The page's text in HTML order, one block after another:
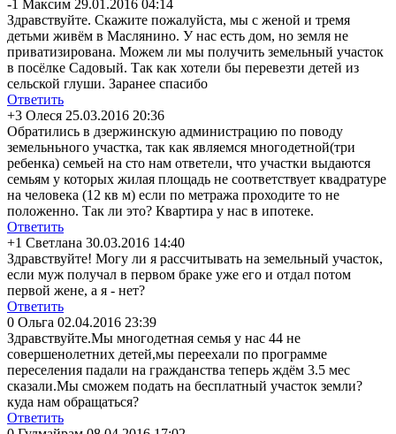
-1 Максим 29.01.2016 04:14
Здравствуйте. Скажите пожалуйста, мы с женой и тремя
детьми живём в Маслянино. У нас есть дом, но земля не
приватизирована. Можем ли мы получить земельный участок
в посёлке Садовый. Так как хотели бы перевезти детей из
сельской глуши. Заранее спасибо
Ответить
+3 Олеся 25.03.2016 20:36
Обратились в дзержинскую администрацию по поводу
земельньного участка, так как являемся многодетной(три
ребенка) семьей на сто нам ответели, что участки выдаются
семьям у которых жилая площадь не соответствует квадратуре
на человека (12 кв м) если по метража проходите то не
положенно. Так ли это? Квартира у нас в ипотеке.
Ответить
+1 Светлана 30.03.2016 14:40
Здравствуйте! Могу ли я рассчитывать на земельный участок,
если муж получал в первом браке уже его и отдал потом
первой жене, а я - нет?
Ответить
0 Ольга 02.04.2016 23:39
Здравствуйте.Мы многодетная семья у нас 44 не
совершенолетних детей,мы переехали по программе
переселения падали на гражданства теперь ждём 3.5 мес
сказали.Мы сможем подать на бесплатный участок земли?
куда нам обращаться?
Ответить